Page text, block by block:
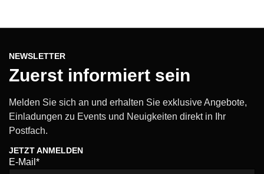
NEWSLETTER
Zuerst informiert sein
Melden Sie sich an und erhalten Sie exklusive Angebote,
Einladungen zu Events und Neuigkeiten direkt in Ihr
Postfach.
JETZT ANMELDEN
E-Mail*